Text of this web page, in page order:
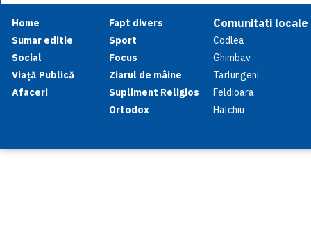
Home
Sumar editie
Social
Viață Publică
Afaceri
Fapt divers
Sport
Focus
Ziarul de mâine
Supliment Religios
Ortodox
Comunitati locale
Codlea
Ghimbav
Tarlungeni
Feldioara
Halchiu